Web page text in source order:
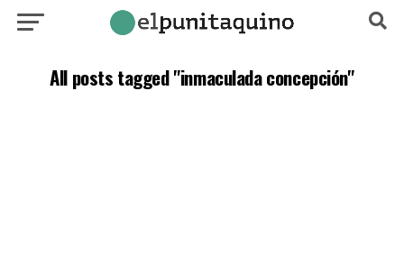
All posts tagged "inmaculada concepción"